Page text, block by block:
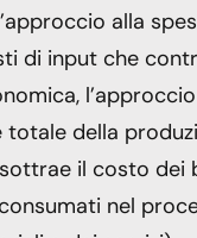
alla
di input che
totale della
il costo dei
nel